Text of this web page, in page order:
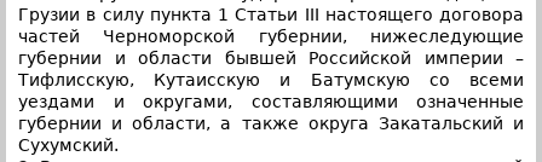
Грузии в силу пункта 1 Статьи III настоящего договора
частей Черноморской губернии, нижеследующие
губернии и области бывшей Российской империи –
Тифлисскую, Кутаисскую и Батумскую со всеми
уездами и округами, составляющими означенные
губернии и области, а также округа Закатальский и
Сухумский.